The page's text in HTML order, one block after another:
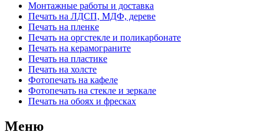
Монтажные работы и доставка
Печать на ЛДСП, МДФ, дереве
Печать на пленке
Печать на оргстекле и поликарбонате
Печать на керамограните
Печать на пластике
Печать на холсте
Фотопечать на кафеле
Фотопечать на стекле и зеркале
Печать на обоях и фресках
Меню